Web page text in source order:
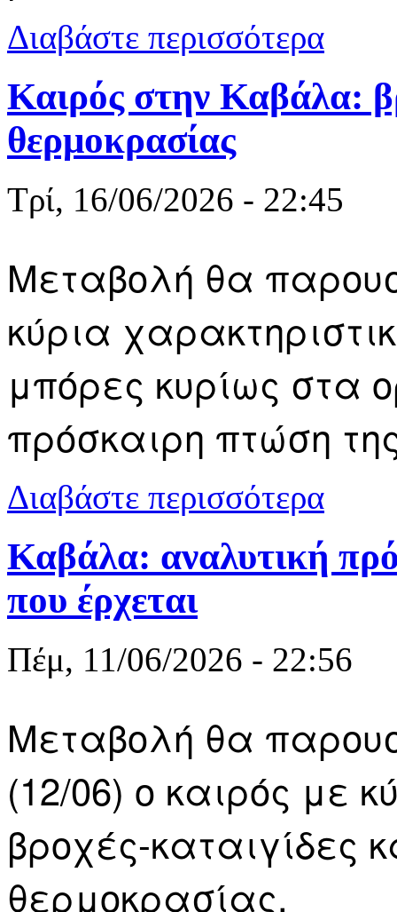
Διαβάστε περισσότερα
Καιρός στην Καβάλα:
θερμοκρασίας
Τρί, 16/06/2026 - 22:45
Μεταβολή θα
κύρια
μπόρες κυρίως στα
πρόσκαιρη πτώση
Διαβάστε περισσότερα
Καβάλα: αναλυτική
που έρχεται
Πέμ, 11/06/2026 - 22:56
Μεταβολή θα
(12/06) ο καιρός με
βροχές-καταιγίδες
θερμοκρασίας.